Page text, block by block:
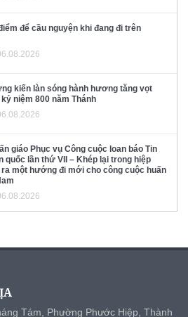
để cầu nguyện khi đang đi trên
kiến làn sóng hành hương tăng vọt
niệm 800 năm Thánh
giáo Phục vụ Công cuộc loan báo Tin
quốc lần thứ VII – Khép lại trong hiệp
một hướng đi mới cho công cuộc huấn
Tám, Phường Phước Hiệp, Thành